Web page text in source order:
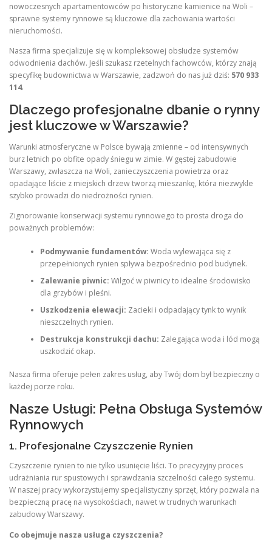
nowoczesnych apartamentowców po historyczne kamienice na Woli –
sprawne systemy rynnowe są kluczowe dla zachowania wartości
nieruchomości.
Nasza firma specjalizuje się w kompleksowej obsłudze systemów
odwodnienia dachów. Jeśli szukasz rzetelnych fachowców, którzy znają
specyfikę budownictwa w Warszawie, zadzwoń do nas już dziś: 570 933
114.
Dlaczego profesjonalne dbanie o rynny
jest kluczowe w Warszawie?
Warunki atmosferyczne w Polsce bywają zmienne – od intensywnych
burz letnich po obfite opady śniegu w zimie. W gęstej zabudowie
Warszawy, zwłaszcza na Woli, zanieczyszczenia powietrza oraz
opadające liście z miejskich drzew tworzą mieszankę, która niezwykle
szybko prowadzi do niedrożności rynien.
Zignorowanie konserwacji systemu rynnowego to prosta droga do
poważnych problemów:
Podmywanie fundamentów: Woda wylewająca się z
przepełnionych rynien spływa bezpośrednio pod budynek.
Zalewanie piwnic: Wilgoć w piwnicy to idealne środowisko
dla grzybów i pleśni.
Uszkodzenia elewacji: Zacieki i odpadający tynk to wynik
nieszczelnych rynien.
Destrukcja konstrukcji dachu: Zalegająca woda i lód mogą
uszkodzić okap.
Nasza firma oferuje pełen zakres usług, aby Twój dom był bezpieczny o
każdej porze roku.
Nasze Usługi: Pełna Obsługa Systemów
Rynnowych
1. Profesjonalne Czyszczenie Rynien
Czyszczenie rynien to nie tylko usunięcie liści. To precyzyjny proces
udrażniania rur spustowych i sprawdzania szczelności całego systemu.
W naszej pracy wykorzystujemy specjalistyczny sprzęt, który pozwala na
bezpieczną pracę na wysokościach, nawet w trudnych warunkach
zabudowy Warszawy.
Co obejmuje nasza usługa czyszczenia?